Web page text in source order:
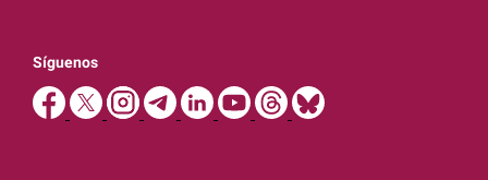
Síguenos